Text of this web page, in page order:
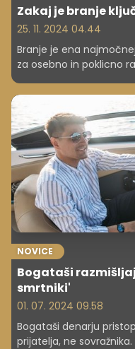
Zakaj je branje
25. 11. 2024 04.44
Branje je ena
za osebno in poklicno
vrata v svet znanja,
naše razumevanje
vsem svetu se
uporabljajo kot stalno
NOVICE
Bogataši
smrtniki'
01. 07. 2024 09.58
Bogataši denarju
prijatelja, ne